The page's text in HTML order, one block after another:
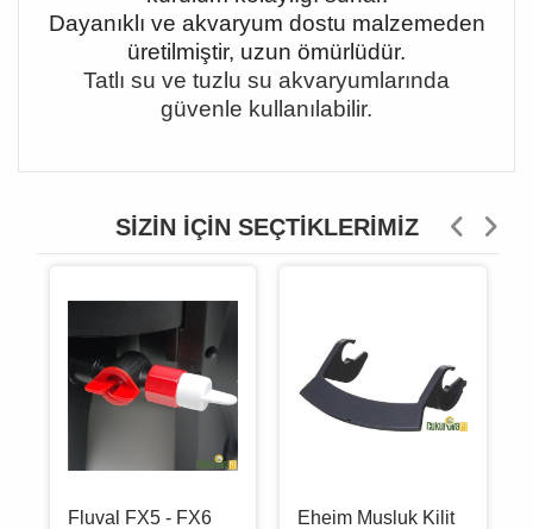
Dayanıklı ve akvaryum dostu malzemeden
üretilmiştir, uzun ömürlüdür.
Tatlı su ve tuzlu su akvaryumlarında
güvenle kullanılabilir.
SIZIN İÇIN SEÇTIKLERIMIZ
Fluval FX5 - FX6
Eheim Musluk Kilit